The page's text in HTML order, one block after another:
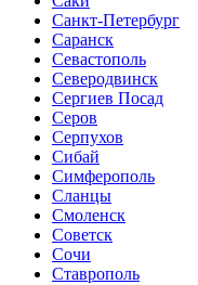
Санкт-Петербург
Саранск
Севастополь
Северодвинск
Сергиев Посад
Серов
Серпухов
Сибай
Симферополь
Сланцы
Смоленск
Советск
Сочи
Ставрополь